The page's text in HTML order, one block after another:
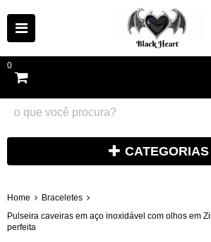
0
CATEGORIAS
Home
Braceletes
Pulseira caveiras em aço inoxidável com olhos em
perfeita